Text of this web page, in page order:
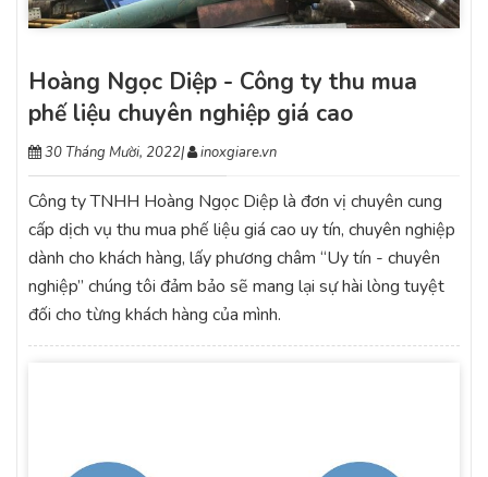
Hoàng Ngọc Diệp - Công ty thu mua
phế liệu chuyên nghiệp giá cao
30 Tháng Mười, 2022| inoxgiare.vn
Công ty TNHH Hoàng Ngọc Diệp là đơn vị chuyên cung
cấp dịch vụ thu mua phế liệu giá cao uy tín, chuyên nghiệp
dành cho khách hàng, lấy phương châm “Uy tín - chuyên
nghiệp” chúng tôi đảm bảo sẽ mang lại sự hài lòng tuyệt
đối cho từng khách hàng của mình.